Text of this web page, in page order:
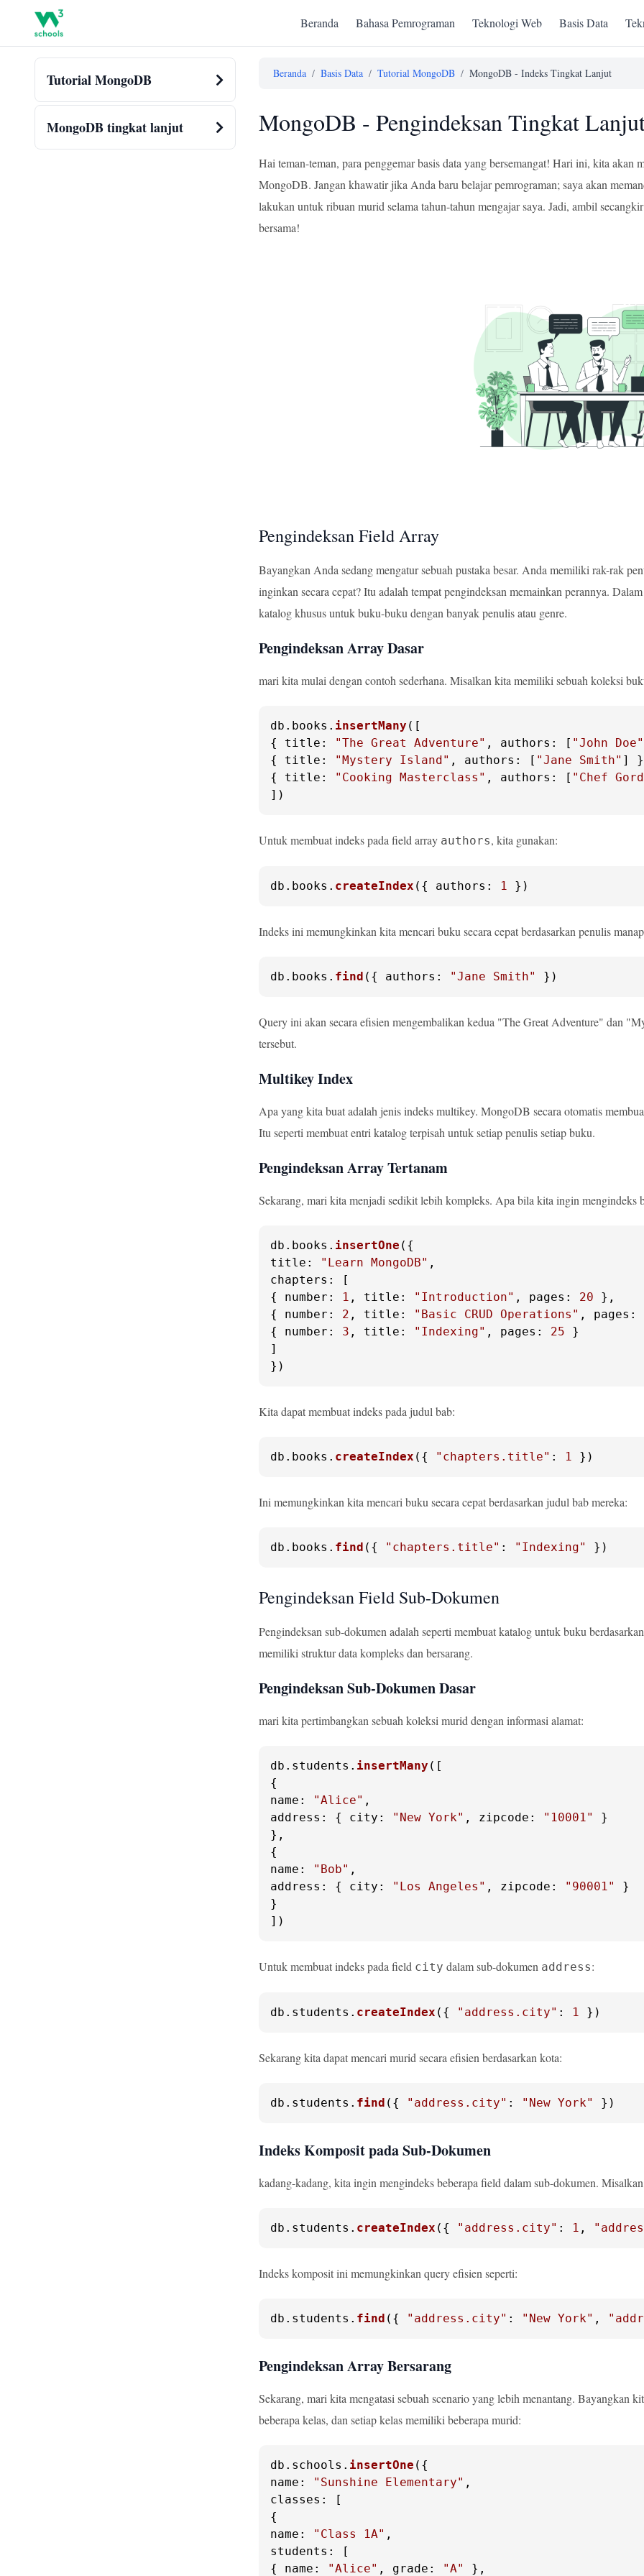
Beranda Bahasa Pemrograman Teknologi Web Basis Data
Tutorial MongoDB
MongoDB tingkat lanjut
Beranda / Basis Data / Tutorial MongoDB / MongoDB - Indeks Tingkat Lanjut
MongoDB - Pengindeksan Tingkat
Hai teman-teman, para penggemar basis data yang bersemangat! Hari ini, kita
MongoDB. Jangan khawatir jika Anda baru belajar pemrograman; saya akan
lakukan untuk ribuan murid selama tahun-tahun mengajar saya. Jadi, ambil
bersama!
Pengindeksan Field Array
Bayangkan Anda sedang mengatur sebuah pustaka besar. Anda memiliki rak-rak
inginkan secara cepat? Itu adalah tempat pengindeksan memainkan perannya.
katalog khusus untuk buku-buku dengan banyak penulis atau genre.
Pengindeksan Array Dasar
mari kita mulai dengan contoh sederhana. Misalkan kita memiliki sebuah koleksi
db. books . insertMany ([
{ title : "The Great Adventure" , authors : [ "John Doe"
{ title : "Mystery Island" , authors : [ "Jane Smith" ]
{ title : "Cooking Masterclass" , authors : [ "Chef
])
Untuk membuat indeks pada field array authors, kita gunakan:
db. books . createIndex ({ authors : 1 })
Indeks ini memungkinkan kita mencari buku secara cepat berdasarkan penulis
db. books . find ({ authors : "Jane Smith" })
Query ini akan secara efisien mengembalikan kedua "The Great Adventure" dan
tersebut.
Multikey Index
Apa yang kita buat adalah jenis indeks multikey. MongoDB secara otomatis
Itu seperti membuat entri katalog terpisah untuk setiap penulis setiap buku.
Pengindeksan Array Tertanam
Sekarang, mari kita menjadi sedikit lebih kompleks. Apa bila kita ingin mengindeks
db. books . insertOne
title : "Learn MongoDB"
chapters : [
{ number : 1 , title : "Introduction" , pages : 20 },
{ number : 2 , title : "Basic CRUD Operations" , pages :
{ number : 3 , title : "Indexing" , pages : 25 }
]
})
Kita dapat membuat indeks pada judul bab:
db. books . createIndex ({ "chapters.title" : 1 })
Ini memungkinkan kita mencari buku secara cepat berdasarkan judul bab mereka:
db. books . find ({ "chapters.title" : "Indexing" })
Pengindeksan Field Sub-Dokumen
Pengindeksan sub-dokumen adalah seperti membuat katalog untuk buku
memiliki struktur data kompleks dan bersarang.
Pengindeksan Sub-Dokumen Dasar
mari kita pertimbangkan sebuah koleksi murid dengan informasi alamat:
db. students . insertMany ([
name : "Alice"
address : { city : "New York" , zipcode : "10001"
}
},
name : "Bob"
address : { city : "Los Angeles" , zipcode : "90001"
}
}
])
Untuk membuat indeks pada field city dalam sub-dokumen address:
db. students . createIndex ({ "address.city" : 1 })
Sekarang kita dapat mencari murid secara efisien berdasarkan kota:
db. students . find ({ "address.city" : "New York" })
Indeks Komposit pada Sub-Dokumen
kadang-kadang, kita ingin mengindeks beberapa field dalam sub-dokumen.
db. students . createIndex ({ "address.city" : 1 ,
Indeks komposit ini memungkinkan query efisien seperti:
db. students . find ({ "address.city" : "New York" ,
Pengindeksan Array Bersarang
Sekarang, mari kita mengatasi sebuah scenario yang lebih menantang. Bayangkan
beberapa kelas, dan setiap kelas memiliki beberapa murid:
db. schools . insertOne
name : "Sunshine Elementary"
classes : [
name : "Class 1A"
students : [
{ name : "Alice" , grade : "A" },